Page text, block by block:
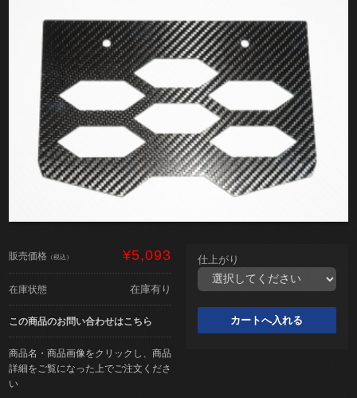
販売価格 （税込） ¥5,093
在庫状態 在庫有り
この商品のお問い合わせはこちら
商品名・商品画像をクリックし、商品
詳細をご覧になった上でご注文くださ
い
仕上がり